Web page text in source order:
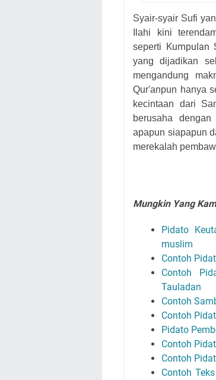
Syair-syair Sufi
Ilahi kini
seperti Kumpulan
yang dijadikan
mengandung
Qur'anpun hanya
kecintaan dari
berusaha
apapun siapapun
merekalah
Mungkin Yang
Pidato
muslim
Contoh
Contoh
Tauladan
Contoh
Contoh
Pidato
Contoh
Contoh
Contoh